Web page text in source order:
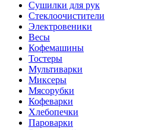
Сушилки для рук
Стеклоочистители
Электровеники
Весы
Кофемашины
Тостеры
Мультиварки
Миксеры
Мясорубки
Кофеварки
Хлебопечки
Пароварки